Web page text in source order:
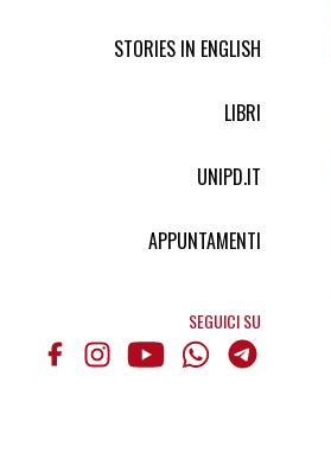
STORIES IN ENGLISH
LIBRI
UNIPD.IT
APPUNTAMENTI
SEGUICI SU